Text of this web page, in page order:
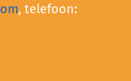
, telefoon: